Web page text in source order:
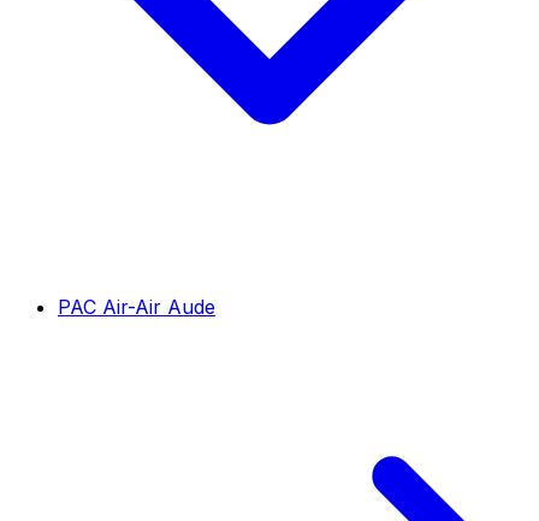
PAC Air-Air Aude